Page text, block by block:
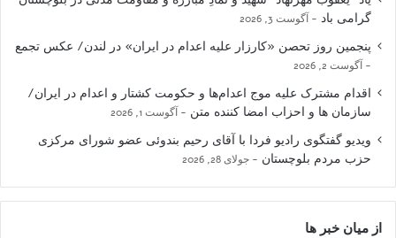
گرامی باد
آگوست 3, 2026
پنجمین روز تحصن «کارزار علیه اعدام در ایران» در لندن/ عکس تجمع
آگوست 2, 2026
اقدام مشترک علیه موج اعدام‌ها و حکومت کشتار و اعدام در ایران/
سازمان ها و احزاب امضا کننده متن
آگوست 1, 2026
ویدیو گفتگوی رادیو فردا با آقای رحیم بندوئی عضو شورای مرکزی
حزب مردم بلوچستان
جولای 28, 2026
از میان خبر ها